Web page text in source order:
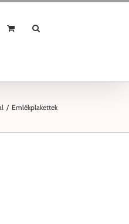
/ Emlékplakettek